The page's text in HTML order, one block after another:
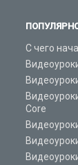
С чего
Core